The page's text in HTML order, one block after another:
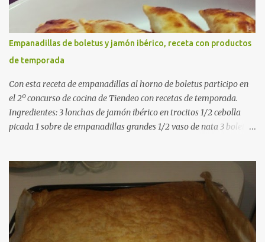
verduras Limpia las alcachofas, retira las hojas duras y córtalas en
cuartos. Trocea las judías verdes. Reserva en agua con limón para
que no se oxiden. 2. Sofríe las carnes En la paellera, añade un buen
chorro de aceite de oliva y dora bien el pollo y las costillas a fuego
medio-alto. Este paso es clave: cuanto más dorado, más sabor ten...
Empanadillas de boletus y jamón ibérico, receta con productos
de temporada
Con esta receta de empanadillas al horno de boletus participo en
el 2º concurso de cocina de Tiendeo con recetas de temporada.
Ingredientes: 3 lonchas de jamón ibérico en trocitos 1/2 cebolla
picada 1 sobre de empanadillas grandes 1/2 vaso de nata 3 boletus
virgen para untar la bandeja de horno Elaboración: Precalentar el
horno a 200ºC .Picamos la cebolla y la doramos en una sartén
grande con el aceite de oliva virgen extra a fuego medio. A
continuación agregamos la nata y los boletus en trocitos
pequeños. Removemos bien y agregamos el jamón ibérico cortado